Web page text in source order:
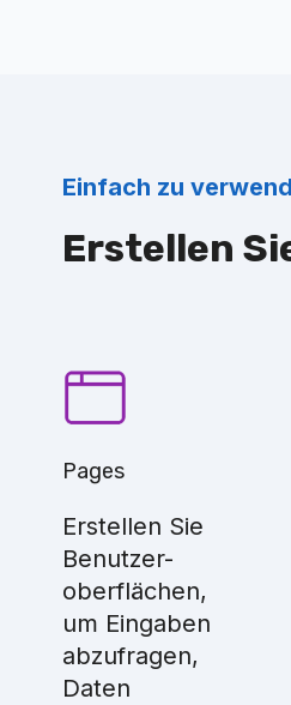
Einfach zu
Erstellen
Pages
Erstellen Sie
Benutzer-
oberflächen,
um Eingaben
abzufragen,
Daten